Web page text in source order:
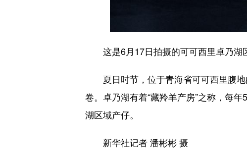
这是6月17日拍摄的可可西里卓乃湖
夏日时节，位于青海省可可西里腹地
卷。卓乃湖有着“藏羚羊产房”之称，每
湖区域产仔。
新华社记者 潘彬彬 摄